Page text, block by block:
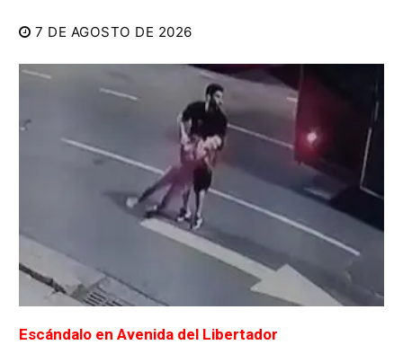
7 DE AGOSTO DE 2026
Escándalo en Avenida del Libertador